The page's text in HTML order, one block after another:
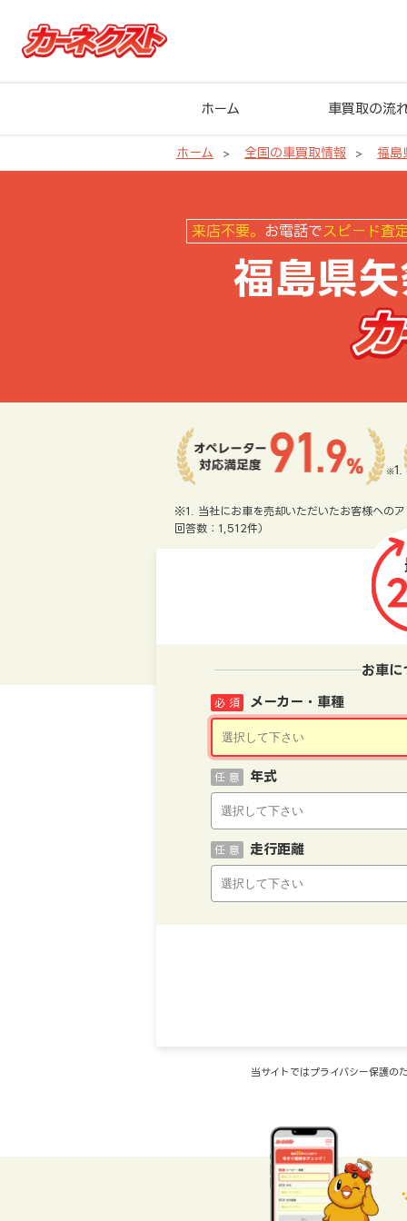
ホーム 車買取の流
ホーム 全国の車買取情報 福島
来店不要。 お電話で スピード査
福島県
※1. 当社にお車を売却いただいたお客様への
回答数：1,512件）
お車に
メーカー・車種
必 須
年式
任 意
走行距離
任 意
当サイトではプライバシー保護の